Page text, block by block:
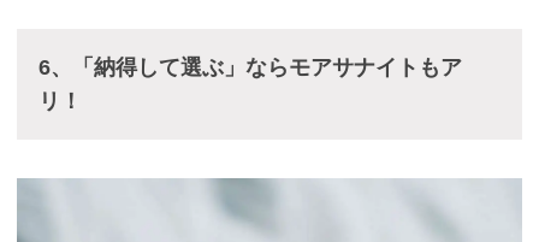
6、「納得して選ぶ」ならモアサナイトもア
リ！